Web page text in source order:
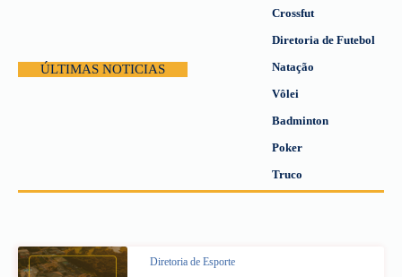
ÚLTIMAS NOTICIAS
Crossfut
Diretoria de Futebol
Natação
Vôlei
Badminton
Poker
Truco
Diretoria de Esporte